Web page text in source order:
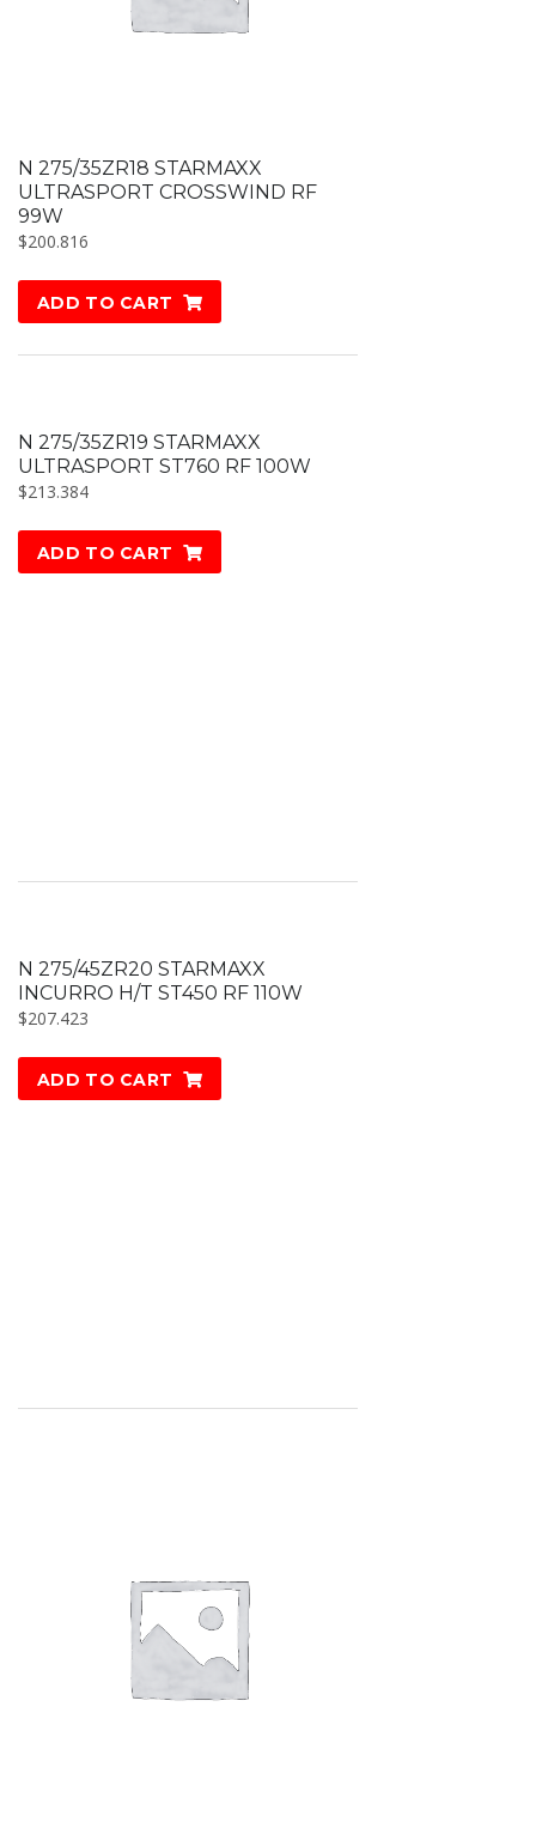
N 275/35ZR18 STARMAXX
ULTRASPORT CROSSWIND RF
99W
$200.816
ADD TO CART
N 275/35ZR19 STARMAXX
ULTRASPORT ST760 RF 100W
$213.384
ADD TO CART
N 275/45ZR20 STARMAXX
INCURRO H/T ST450 RF 110W
$207.423
ADD TO CART